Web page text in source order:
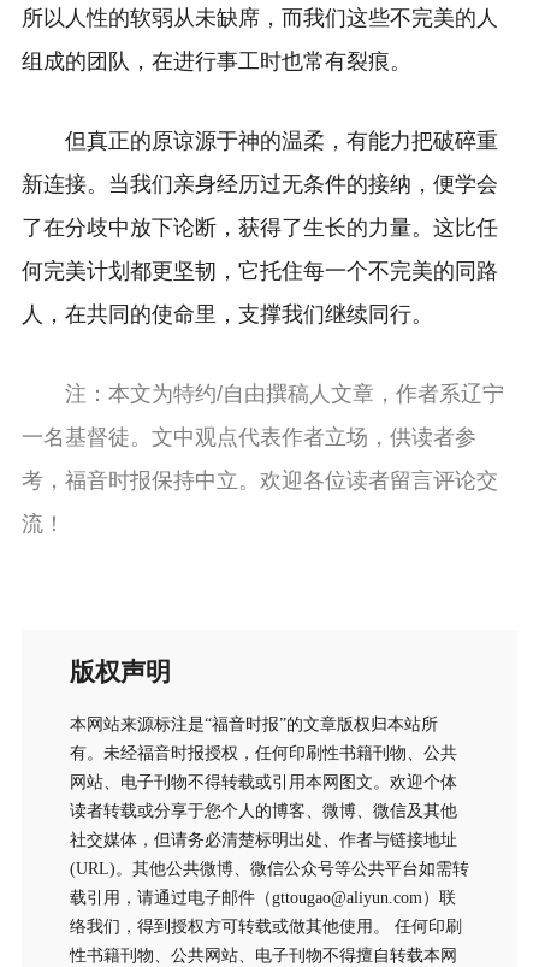
所以人性的软弱从未缺席，而我们这些不完美的人
组成的团队，在进行事工时也常有裂痕。
但真正的原谅源于神的温柔，有能力把破碎重
新连接。当我们亲身经历过无条件的接纳，便学会
了在分歧中放下论断，获得了生长的力量。这比任
何完美计划都更坚韧，它托住每一个不完美的同路
人，在共同的使命里，支撑我们继续同行。
注：本文为特约/自由撰稿人文章，作者系辽宁
一名基督徒。文中观点代表作者立场，供读者参
考，福音时报保持中立。欢迎各位读者留言评论交
流！
版权声明
本网站来源标注是“福音时报”的文章版权归本站所
有。未经福音时报授权，任何印刷性书籍刊物、公共
网站、电子刊物不得转载或引用本网图文。欢迎个体
读者转载或分享于您个人的博客、微博、微信及其他
社交媒体，但请务必清楚标明出处、作者与链接地址
(URL)。其他公共微博、微信公众号等公共平台如需转
载引用，请通过电子邮件（gttougao@aliyun.com）联
络我们，得到授权方可转载或做其他使用。 任何印刷
性书籍刊物、公共网站、电子刊物不得擅自转载本网